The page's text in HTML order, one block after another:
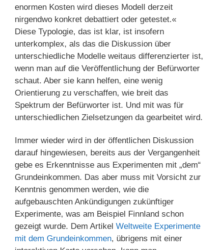
enormen Kosten wird dieses Modell derzeit
nirgendwo konkret debattiert oder getestet.«
Diese Typologie, das ist klar, ist insofern
unterkomplex, als das die Diskussion über
unterschiedliche Modelle weitaus differenzierter ist,
wenn man auf die Veröffentlichung der Befürworter
schaut. Aber sie kann helfen, eine wenig
Orientierung zu verschaffen, wie breit das
Spektrum der Befürworter ist. Und mit was für
unterschiedlichen Zielsetzungen da gearbeitet wird.
Immer wieder wird in der öffentlichen Diskussion
darauf hingewiesen, bereits aus der Vergangenheit
gebe es Erkenntnisse aus Experimenten mit „dem“
Grundeinkommen. Das aber muss mit Vorsicht zur
Kenntnis genommen werden, wie die
aufgebauschten Ankündigungen zukünftiger
Experimente, was am Beispiel Finnland schon
gezeigt wurde. Dem Artikel Weltweite Experimente
mit dem Grundeinkommen, übrigens mit einer